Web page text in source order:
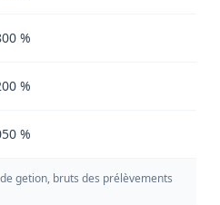
%
%
%
getion, bruts des prélèvements